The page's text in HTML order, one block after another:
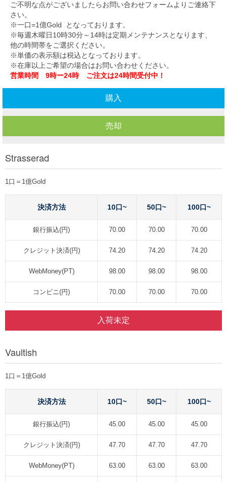
ご不明な点がございましたらお問い合わせフォームよりご連絡下
さい。
※一口=1億Gold となっております。
※毎週木曜日10時30分～14時は定期メンテナンスとなります、
他の時間帯をご選択ください。
※単価の表示額は税込となっております。
※在庫以上ご希望の場合はお問い合わせください。
営業時間 9時ー24時 ご注文は24時間受付中！
購入
売却
Strasserad
1口＝1億Gold
決済方法 10口~ 50口~ 100口~
銀行振込(円) 70.00 70.00 70.00
クレジット決済(円) 74.20 74.20 74.20
WebMoney(PT) 98.00 98.00 98.00
コンビニ(円) 70.00 70.00 70.00
入荷未定
Vaultish
1口＝1億Gold
決済方法 10口~ 50口~ 100口~
銀行振込(円) 45.00 45.00 45.00
クレジット決済(円) 47.70 47.70 47.70
WebMoney(PT) 63.00 63.00 63.00